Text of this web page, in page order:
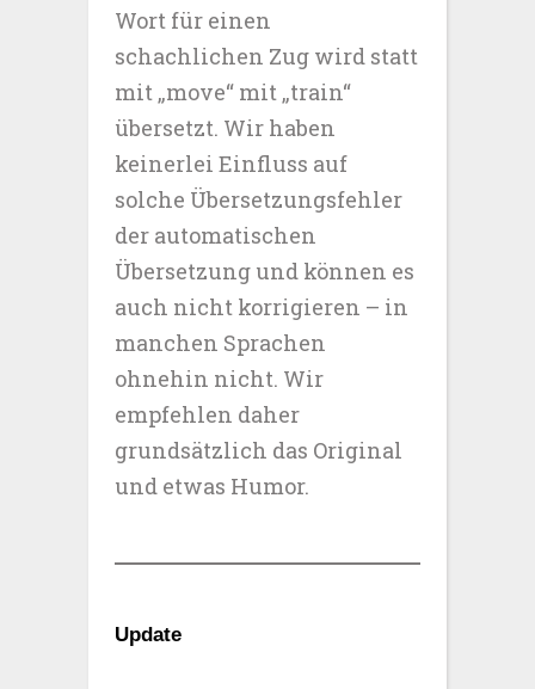
Wort für einen
schachlichen Zug wird statt
mit „move“ mit „train“
übersetzt. Wir haben
keinerlei Einfluss auf
solche Übersetzungsfehler
der automatischen
Übersetzung und können es
auch nicht korrigieren – in
manchen Sprachen
ohnehin nicht. Wir
empfehlen daher
grundsätzlich das Original
und etwas Humor.
Update